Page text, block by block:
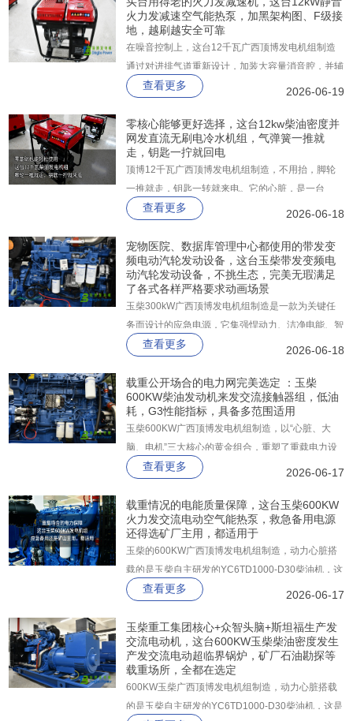
满足国三排放标准，并预留国四升级接口。
火力发减速空气能热泵，加黑架构图、F级接
地，越刷越安全可靠
在噪音控制上，这台12千瓦广西顶博发电机组制造
通过对进排气道重新设计，加装大容量消音腔，并辅
以隔音棉与密封罩，7米处噪音实测仅87分贝。
查看更多 2026-06-19
零核心能够更好选择，这台12kw柴油密度并
网发直流无刷电冷水机组，气弹簧一推就
走，钥匙一拧就回电
顶博12千瓦广西顶博发电机组制造​，不用抬，脚轮
一推就走，钥匙一转就来电。它的心脏，是一台
997cc双缸柴油机，平顺省油，强制风冷不怕过热。
查看更多 2026-06-18
宠物医院、数据库管理中心都使用的带发变
频电动汽轮发动设备，这台玉柴带发变频电
动汽轮发动设备，不挑生态，完美无瑕满足
了各式各样严格要求动画场景
玉柴300kW广西顶博发电机组制造是一款为关键任
务而设计的应急电源，它集强悍动力、洁净电能、智
能控制和磐石级可靠性于一身，广泛适用于医院、数
分毫闪失的严苛场景。
查看更多 2026-06-18
载重公开场合的电力网完美选定 ：玉柴
600KW柴油发动机来发交流接触器组，低油
耗，G3性能指标，具备多范围适用
玉柴600KW广西顶博发电机组制造，以“心脏、大
脑、电机”三大核心的黄金组合，重塑了重载电力设
备的性能标杆。整机以高可靠性结构为基础，搭载玉
668kW、备用功率达到735kW。
查看更多 2026-06-17
载重情况的电能质量保障，这台玉柴600KW
火力发交流电动空气能热泵，救急备用电源
还得选矿厂主用，都适用于
玉柴的600KW广西顶博发电机组制造，动力心脏搭
载的是玉柴自主研发的YC6TD1000-D30柴油机，这
是一台经过严苛台架试验验证的工业级发动机，常用
无论在何时，这台机器能够轻松应对110%的额定负
载冲击，绝不掉链子。
查看更多 2026-06-17
玉柴重工集团核心+众智头脑+斯坦福生产发
交流电动机，这台600KW玉柴柴油密度发生
产发交流电动超临界锅炉，矿厂石油勘探等
载重场所，全都在选定
600KW玉柴广西顶博发电机组制造，动力心脏搭载
的是玉柴自主研发的YC6TD1000-D30柴油机，这是